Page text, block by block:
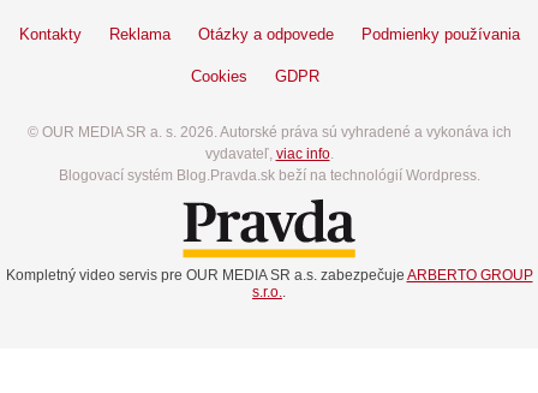
Kontakty Reklama Otázky a odpovede Podmienky používania
Cookies GDPR
© OUR MEDIA SR a. s. 2026. Autorské práva sú vyhradené a vykonáva ich
vydavateľ, viac info.
Blogovací systém Blog.Pravda.sk beží na technológií Wordpress.
Kompletný video servis pre OUR MEDIA SR a.s. zabezpečuje ARBERTO GROUP
s.r.o..